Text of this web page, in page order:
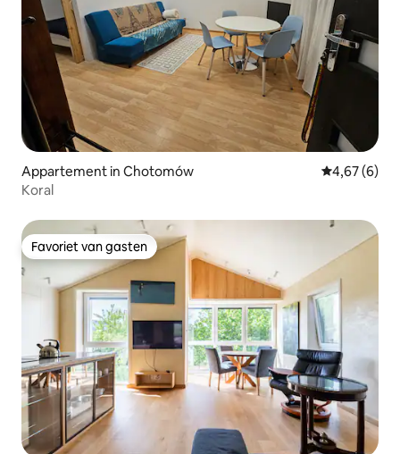
Appartement in Chotomów Gemiddelde
4,67 (6)
Koral
Favoriet van gasten
Favoriet van gasten